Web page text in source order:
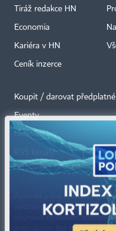
Tiráž redakce HN
Economia
Kariéra v HN
Ceník inzerce
Koupit / darovat předplatné
Eventy
Newslettery
RSS kanály
Autorská práva vykonává
zakázáno jakékoli užití částí
jakýmkoli způsobem,
jiném jazyce. Bez souhlasu